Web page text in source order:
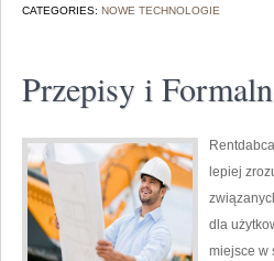
CATEGORIES: NOWE TECHNOLOGIE
Przepisy i
lepiej
dla
miejsce w